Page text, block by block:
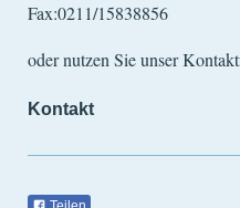
Fax:0211/15838856
oder nutzen Sie unser
Kontakt